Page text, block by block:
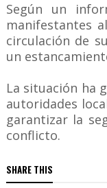
Según un
manifestantes
circulación de
un
La situación ha
autoridades
garantizar la
conflicto.
SHARE THIS